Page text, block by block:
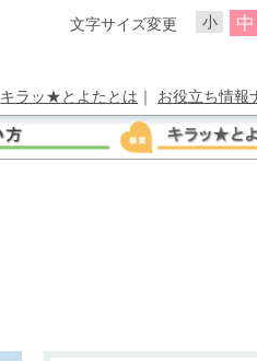
小 中
文字サイズ変更
キラッ★とよたとは ｜ お役立ち情報